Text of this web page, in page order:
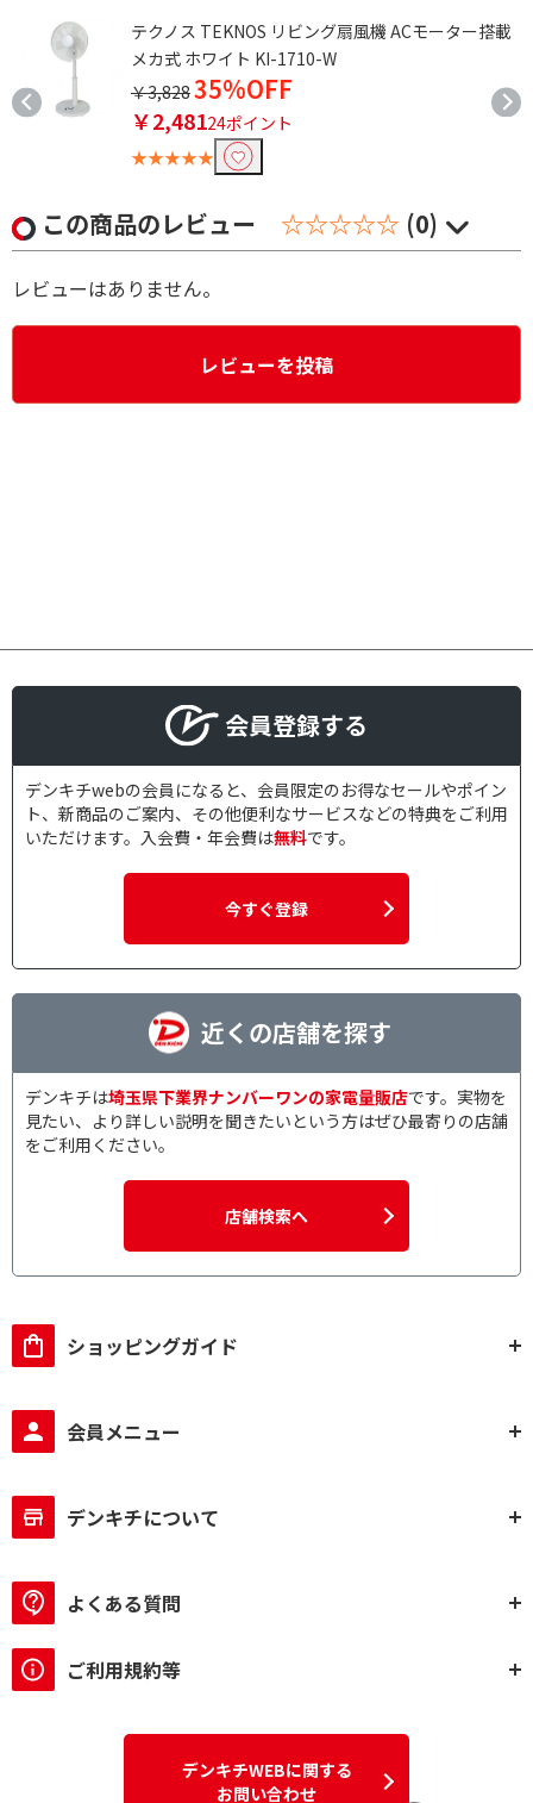
テクノス TEKNOS リビング扇風機 ACモーター搭載
メカ式 ホワイト KI-1710-W
￥3,82835%OFF
￥2,48124ポイント
★★★★★
この商品のレビュー ☆☆☆☆☆ (0)
レビューはありません。
レビューを投稿
会員登録する
デンキチwebの会員になると、会員限定のお得なセールやポイン
ト、新商品のご案内、その他便利なサービスなどの特典をご利用
いただけます。入会費・年会費は無料です。
今すぐ登録
近くの店舗を探す
デンキチは埼玉県下業界ナンバーワンの家電量販店です。実物を
見たい、より詳しい説明を聞きたいという方はぜひ最寄りの店舗
をご利用ください。
店舗検索へ
ショッピングガイド
会員メニュー
デンキチについて
よくある質問
ご利用規約等
デンキチWEBに関する
お問い合わせ